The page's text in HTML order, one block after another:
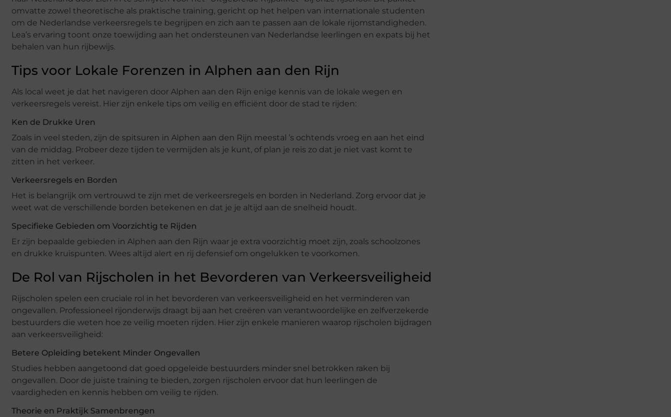
omvatte zowel theoretische als praktische training, gericht op het helpen van internationale studenten
om de Nederlandse verkeersregels te begrijpen en zich aan te passen aan de lokale rijomstandigheden.
Lea’s ervaring toont onze toewijding aan het ondersteunen van Nederlandse leerlingen en expats bij het
behalen van hun rijbewijs.
Tips voor Lokale Forenzen in Alphen aan den Rijn
Als local weet je dat het navigeren door Alphen aan den Rijn enige kennis van de lokale wegen en
verkeersregels vereist. Hier zijn enkele tips om veilig en efficiënt door de stad te rijden:
Ken de Drukke Uren
Zoals in veel steden, zijn de spitsuren in Alphen aan den Rijn meestal ’s ochtends vroeg en aan het eind
van de middag. Probeer deze tijden te vermijden als je kunt, of plan je reis zo dat je niet vast komt te
zitten in het verkeer.
Verkeersregels en Borden
Het is belangrijk om vertrouwd te zijn met de verkeersregels en borden in Nederland. Zorg ervoor dat je
weet wat de verschillende borden betekenen en dat je je altijd aan de snelheid houdt.
Specifieke Gebieden om Voorzichtig te Rijden
Er zijn bepaalde gebieden in Alphen aan den Rijn waar je extra voorzichtig moet zijn, zoals schoolzones
en drukke kruispunten. Wees altijd alert en rij defensief om ongelukken te voorkomen.
De Rol van Rijscholen in het Bevorderen van Verkeersveiligheid
Rijscholen spelen een cruciale rol in het bevorderen van verkeersveiligheid en het verminderen van
ongevallen. Professioneel rijonderwijs draagt bij aan het creëren van verantwoordelijke en zelfverzekerde
bestuurders die weten hoe ze veilig moeten rijden. Hier zijn enkele manieren waarop rijscholen bijdragen
aan verkeersveiligheid:
Betere Opleiding betekent Minder Ongevallen
Studies hebben aangetoond dat goed opgeleide bestuurders minder snel betrokken raken bij
ongevallen. Door de juiste training te bieden, zorgen rijscholen ervoor dat hun leerlingen de
vaardigheden en kennis hebben om veilig te rijden.
Theorie en Praktijk Samenbrengen